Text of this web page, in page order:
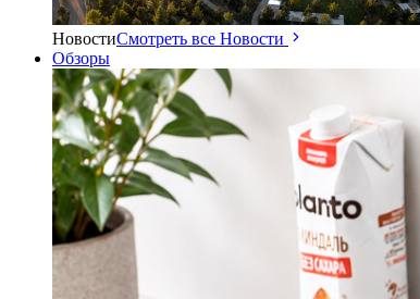
НовостиСмотреть все Новости
Обзоры